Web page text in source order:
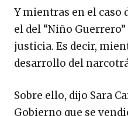
Y mientras en el caso
el del “Niño
justicia. Es decir,
desarrollo del
Sobre ello, dijo Sara
Gobierno que se